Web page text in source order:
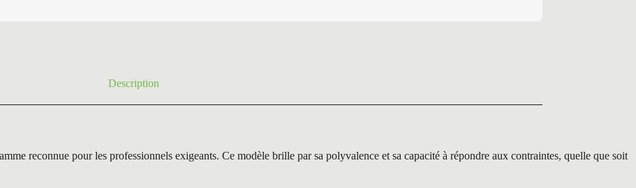
Description
reconnue pour les professionnels exigeants. Ce modèle brille par sa polyvalence et sa capacité à répondre aux contraintes, quelle que soit